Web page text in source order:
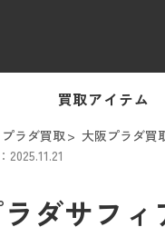
買取アイテム
プラダ買取 大阪プラダ買
2025.11.21
ダサフ